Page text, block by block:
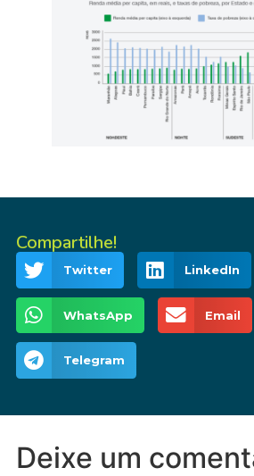
Compartilhe!
Twitter LinkedIn
WhatsApp Email
Telegram
Deixe um